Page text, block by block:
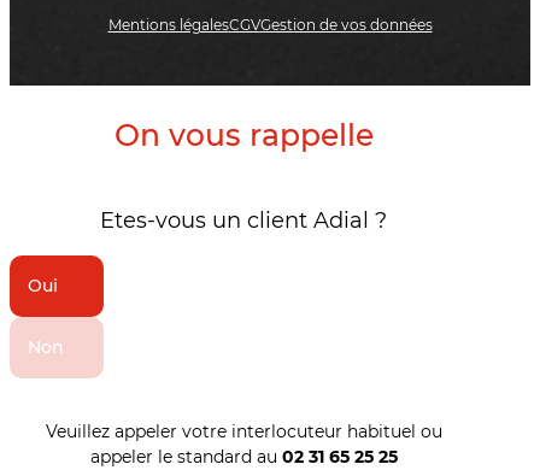
Mentions légalesCGVGestion de vos données
On vous rappelle
Etes-vous un client Adial ?
Oui
Non
Veuillez appeler votre interlocuteur habituel ou
appeler le standard au 02 31 65 25 25